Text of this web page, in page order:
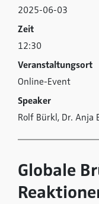
2025-06-03
Zeit
12:30
Veranstaltungsort
Online-Event
Speaker
Rolf Bürkl, Dr. Anja
Globale